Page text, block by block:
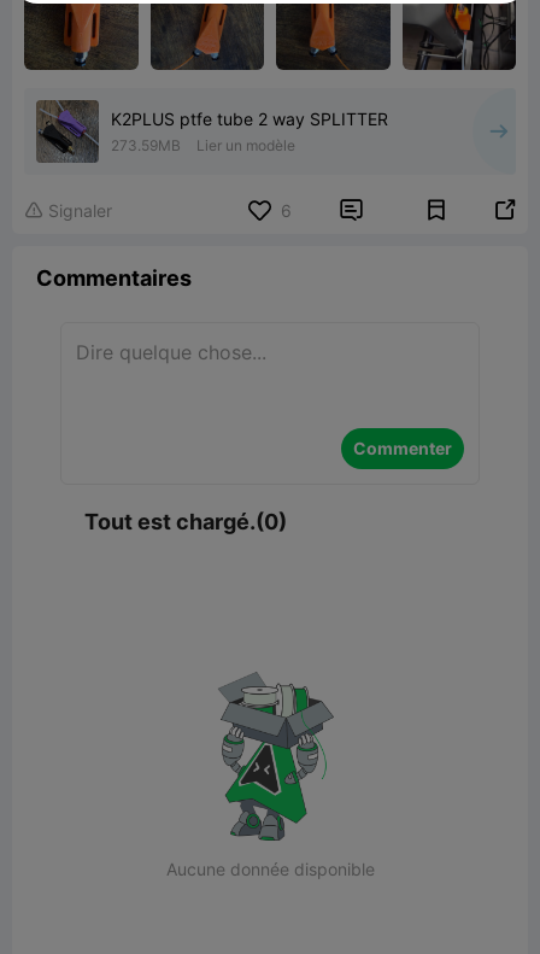
K2PLUS ptfe tube 2 way SPLITTER
273.59MB Lier un modèle
 Signaler 6  
Commentaires
Commenter
Tout est chargé.(0)
Aucune donnée disponible